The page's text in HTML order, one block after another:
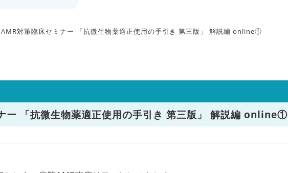
対策臨床セミナー 「抗微生物薬適正使用の手引き 第三版」 解説編 online①
ー 「抗微生物薬適正使用の手引き 第三版」 解説編 online①